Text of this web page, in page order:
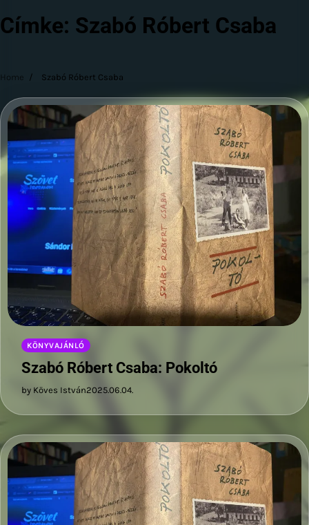
Címke: Szabó Róbert Csaba
Home Szabó Róbert Csaba
KÖNYVAJÁNLÓ
Szabó Róbert Csaba: Pokoltó
by Köves István2025.06.04.